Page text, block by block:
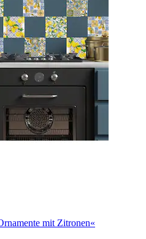
mit Zitronen«